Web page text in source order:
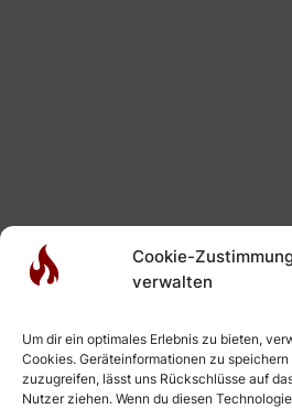
Cookie-
verwalten
Um dir ein optimales Erlebnis zu bieten,
Cookies. Geräteinformationen zu
zuzugreifen, lässt uns Rückschlüsse auf
Nutzer ziehen. Wenn du diesen